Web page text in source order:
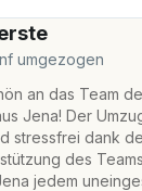
umgezogen
an das Team
Jena! Der
stressfrei dank
des
jedem